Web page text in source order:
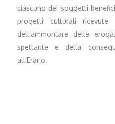
ciascuno dei soggetti
progetti culturali ricevute
dell’ammontare delle
spettante e della
all’Erario.